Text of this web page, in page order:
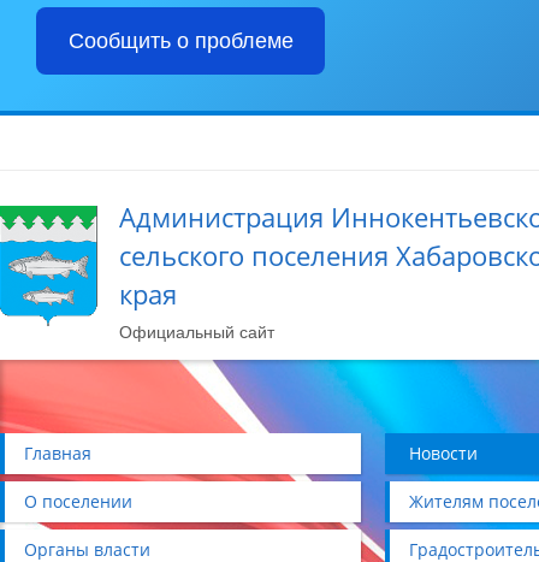
Сообщить о проблеме
Администрация
сельского поселения
края
Официальный сайт
Главная Новости
О поселении Жителям
Органы власти